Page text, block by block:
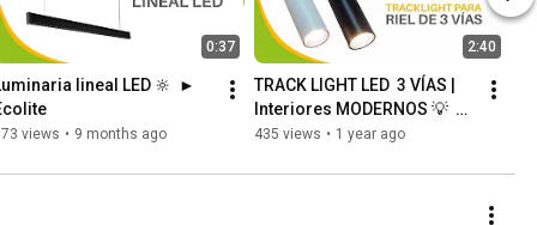
0:37
lineal LED 🔆  ►
views • 9 months ago
2:40
TRACK LIGHT LED  3 VÍAS |
Interiores MODERNOS 💡  ►
Ecolite
435 views • 1 year ago